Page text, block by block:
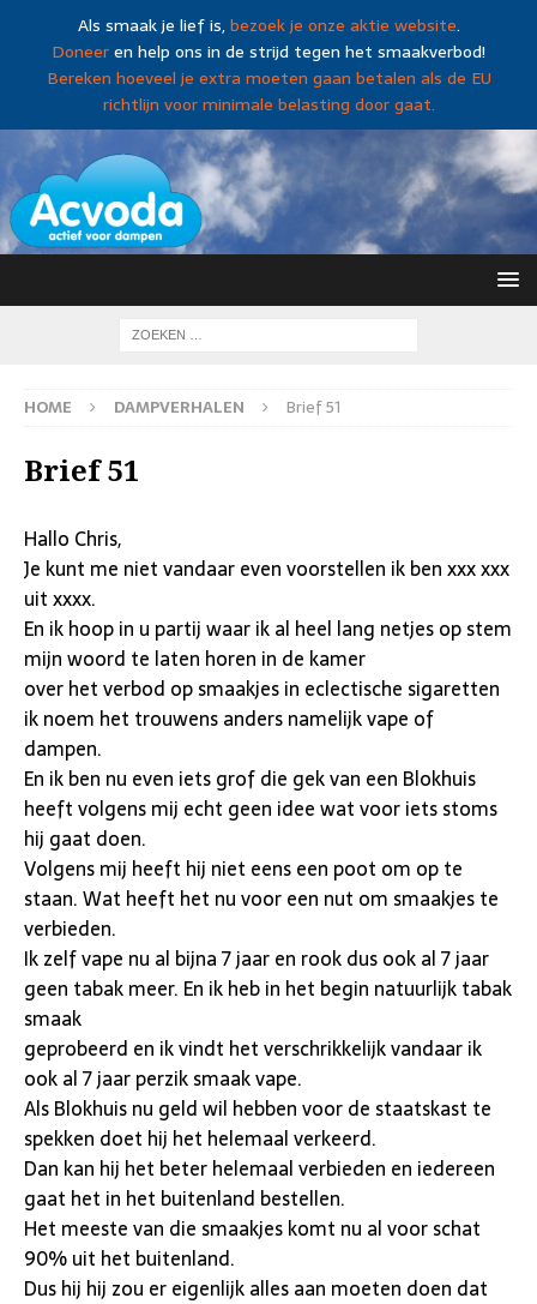
Als smaak je lief is,bezoek je onze aktie website.
Doneeren help ons in de strijd tegen het smaakverbod!
Bereken hoeveel je extra moeten gaan betalen als de EU
richtlijn voor minimale belasting door gaat.
HOME DAMPVERHALEN Brief 51
Brief 51
Hallo Chris,
Je kunt me niet vandaar even voorstellen ik ben xxx xxx
uit xxxx.
En ik hoop in u partij waar ik al heel lang netjes op stem
mijn woord te laten horen in de kamer
over het verbod op smaakjes in eclectische sigaretten
ik noem het trouwens anders namelijk vape of
dampen.
En ik ben nu even iets grof die gek van een Blokhuis
heeft volgens mij echt geen idee wat voor iets stoms
hij gaat doen.
Volgens mij heeft hij niet eens een poot om op te
staan. Wat heeft het nu voor een nut om smaakjes te
verbieden.
Ik zelf vape nu al bijna 7 jaar en rook dus ook al 7 jaar
geen tabak meer. En ik heb in het begin natuurlijk tabak
smaak
geprobeerd en ik vindt het verschrikkelijk vandaar ik
ook al 7 jaar perzik smaak vape.
Als Blokhuis nu geld wil hebben voor de staatskast te
spekken doet hij het helemaal verkeerd.
Dan kan hij het beter helemaal verbieden en iedereen
gaat het in het buitenland bestellen.
Het meeste van die smaakjes komt nu al voor schat
90% uit het buitenland.
Dus hij hij zou er eigenlijk alles aan moeten doen dat